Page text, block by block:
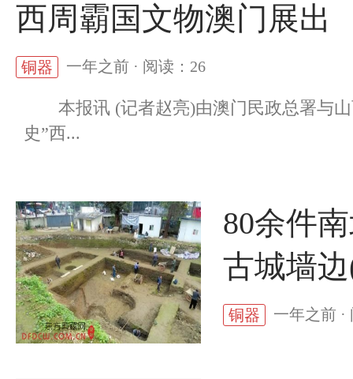
西周霸国文物澳门展出
铜器 一年之前 · 阅读：26
本报讯 (记者赵亮)由澳门民政总署与山
史”西...
80余件
古城墙
铜器 一年之前 ·